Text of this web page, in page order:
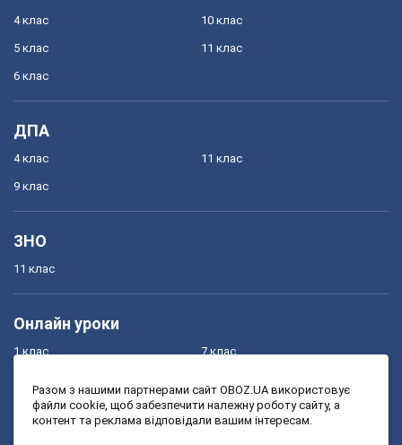
4 клас
5 клас
6 клас
10 клас
11 клас
ДПА
4 клас
9 клас
11 клас
ЗНО
11 клас
Онлайн уроки
1 клас
3 клас
7 клас
9 клас
Разом з нашими партнерами сайт OBOZ.UA використовує
файли cookie, щоб забезпечити належну роботу сайту, а
контент та реклама відповідали вашим інтересам.